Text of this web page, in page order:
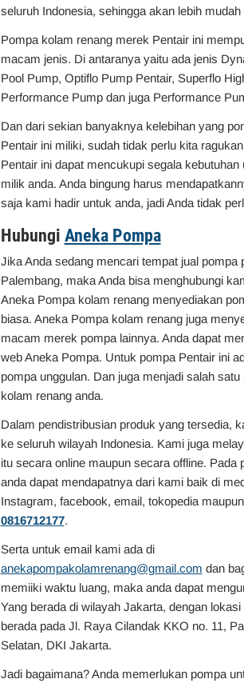
seluruh Indonesia, sehingga akan lebih
Pompa kolam renang merek Pentair ini
macam jenis. Di antaranya yaitu ada jenis
Pool Pump, Optiflo Pump Pentair, Superflo
Performance Pump dan juga Performance
Dan dari sekian banyaknya kelebihan yang
Pentair ini miliki, sudah tidak perlu kita
Pentair ini dapat mencukupi segala
milik anda. Anda bingung harus
saja kami hadir untuk anda, jadi Anda tidak
Hubungi Aneka Pompa
Jika Anda sedang mencari tempat jual pompa
Palembang, maka Anda bisa menghubungi
Aneka Pompa kolam renang menyediakan
biasa. Aneka Pompa kolam renang juga
macam merek pompa lainnya. Anda dapat
web Aneka Pompa. Untuk pompa Pentair ini
pompa unggulan. Dan juga menjadi salah
kolam renang anda.
Dalam pendistribusian produk yang tersedia,
ke seluruh wilayah Indonesia. Kami juga
itu secara online maupun secara offline. Pada
anda dapat mendapatnya dari kami baik di
Instagram, facebook, email, tokopedia
0816712177.
Serta untuk email kami ada di
anekapompakolamrenang@gmail.com dan
memiiki waktu luang, maka anda dapat
Yang berada di wilayah Jakarta, dengan
berada pada Jl. Raya Cilandak KKO no. 11,
Selatan, DKI Jakarta.
Jadi bagaimana? Anda memerlukan pompa